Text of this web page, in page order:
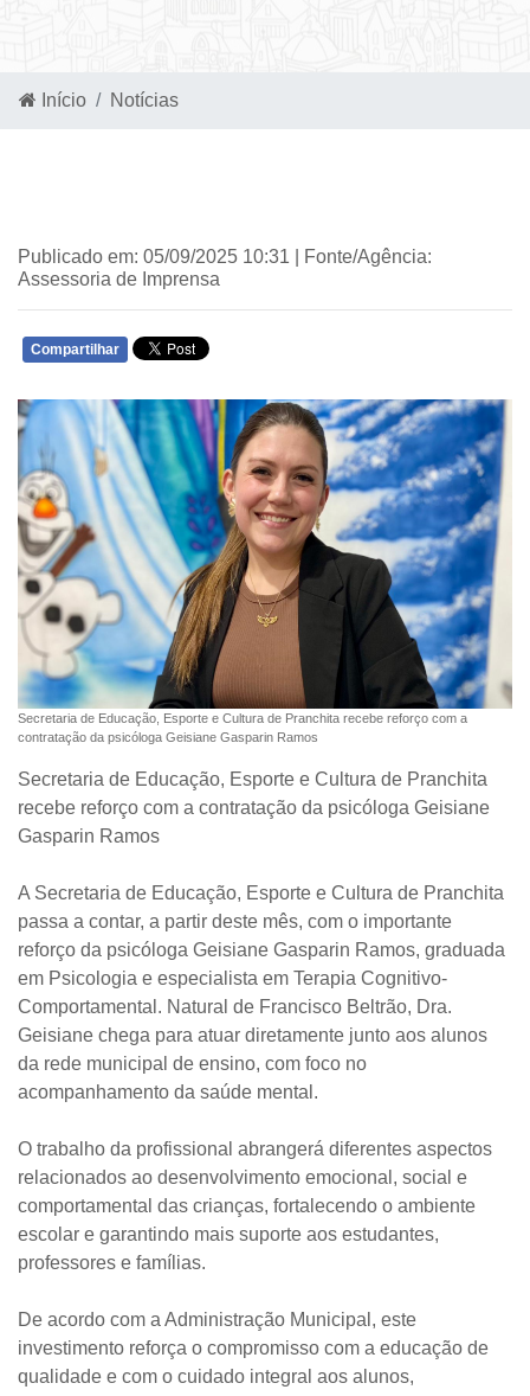
Início Notícias
Publicado em: 05/09/2025 10:31 | Fonte/Agência:
Assessoria de Imprensa
Compartilhar
Secretaria de Educação, Esporte e Cultura de Pranchita recebe reforço com a
contratação da psicóloga Geisiane Gasparin Ramos
Secretaria de Educação, Esporte e Cultura de Pranchita
recebe reforço com a contratação da psicóloga Geisiane
Gasparin Ramos
A Secretaria de Educação, Esporte e Cultura de Pranchita
passa a contar, a partir deste mês, com o importante
reforço da psicóloga Geisiane Gasparin Ramos, graduada
em Psicologia e especialista em Terapia Cognitivo-
Comportamental. Natural de Francisco Beltrão, Dra.
Geisiane chega para atuar diretamente junto aos alunos
da rede municipal de ensino, com foco no
acompanhamento da saúde mental.
O trabalho da profissional abrangerá diferentes aspectos
relacionados ao desenvolvimento emocional, social e
comportamental das crianças, fortalecendo o ambiente
escolar e garantindo mais suporte aos estudantes,
professores e famílias.
De acordo com a Administração Municipal, este
investimento reforça o compromisso com a educação de
qualidade e com o cuidado integral aos alunos,